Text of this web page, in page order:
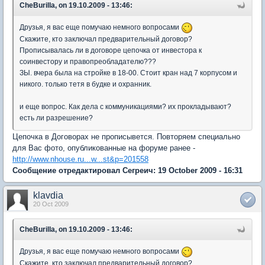
CheBurilla, on 19.10.2009 - 13:46:
Друзья, я вас еще помучаю немного вопросами
Скажите, кто заключал предварительный договор?
Прописывалась ли в договоре цепочка от инвестора к
соинвестору и правопреобладателю???
ЗЫ. вчера была на стройке в 18-00. Стоит кран над 7 корпусом и
никого. только тетя в будке и охранник.
и еще вопрос. Как дела с коммуникациями? их прокладывают?
есть ли разрешение?
Цепочка в Договорах не прописывется. Повторяем специально
для Вас фото, опубликованные на форуме ранее -
http://www.nhouse.ru...w...st&p=201558
Сообщение отредактировал Сегреич: 19 October 2009 - 16:31
klavdia
20 Oct 2009
CheBurilla, on 19.10.2009 - 13:46:
Друзья, я вас еще помучаю немного вопросами
Скажите, кто заключал предварительный договор?